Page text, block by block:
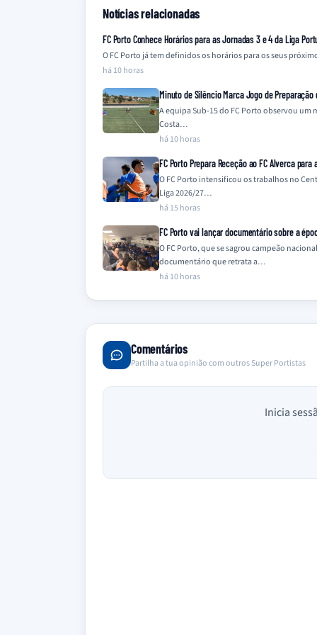
Notícias relacionadas
FC Porto Conhece Horários para as Jornadas 3 e 4 da Liga
O FC Porto já tem definidos os horários para os seus
há 10 horas
Minuto de Silêncio Marca Jogo de Preparação
A equipa Sub-15 do FC Porto observou
Costa…
há 10 horas
FC Porto Prepara Receção ao FC Alverca
O FC Porto intensificou os trabalhos no
Liga 2026/27…
há 15 horas
FC Porto vai lançar documentário sobre a
O FC Porto, que se sagrou campeão
documentário que retrata a…
há 10 horas
Comentários
Partilha a tua opinião com outros Super Portistas
Inicia